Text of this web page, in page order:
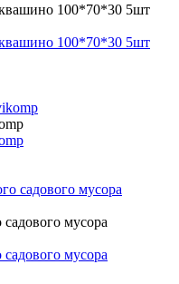
100*70*30 5шт
100*70*30 5шт
мусора
мусора